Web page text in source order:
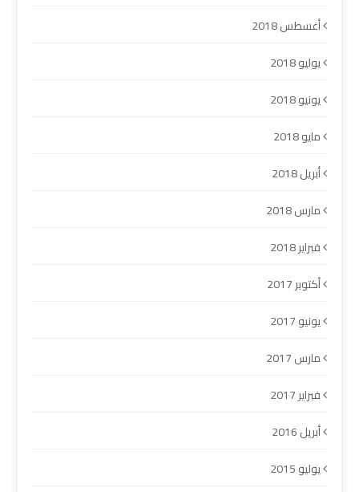
أغسطس 2018
يوليو 2018
يونيو 2018
مايو 2018
أبريل 2018
مارس 2018
فبراير 2018
أكتوبر 2017
يونيو 2017
مارس 2017
فبراير 2017
أبريل 2016
يوليو 2015